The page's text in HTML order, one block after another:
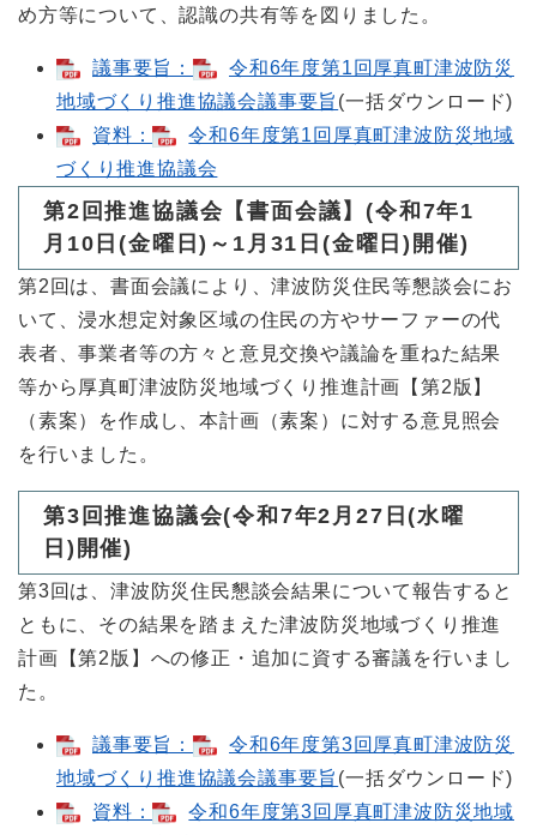
め方等について、認識の共有等を図りました。
議事要旨：
令和6年度第1回厚真町津波防災
地域づくり推進協議会議事要旨 (一括ダウンロード)
資料：
令和6年度第1回厚真町津波防災地域
づくり推進協議会
第2回推進協議会【書面会議】(令和7年1
月10日(金曜日)～1月31日(金曜日)開催)
第2回は、書面会議により、津波防災住民等懇談会にお
いて、浸水想定対象区域の住民の方やサーファーの代
表者、事業者等の方々と意見交換や議論を重ねた結果
等から厚真町津波防災地域づくり推進計画【第2版】
（素案）を作成し、本計画（素案）に対する意見照会
を行いました。
第3回推進協議会(令和7年2月27日(水曜
日)開催)
第3回は、津波防災住民懇談会結果について報告すると
ともに、その結果を踏まえた津波防災地域づくり推進
計画【第2版】への修正・追加に資する審議を行いまし
た。
議事要旨：
令和6年度第3回厚真町津波防災
地域づくり推進協議会議事要旨 (一括ダウンロード)
資料：
令和6年度第3回厚真町津波防災地域